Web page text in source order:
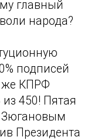
главный
народа?
подписей
же КПРФ
450! Пятая
Зюгановым
Президента